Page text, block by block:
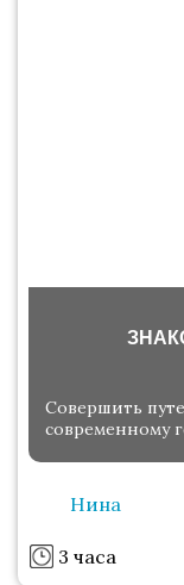
Совершить
современному
Нина
3 часа